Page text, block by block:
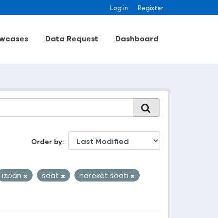
Log in Register
Data Request Dashboard
Order by
izban saat
hareket saati